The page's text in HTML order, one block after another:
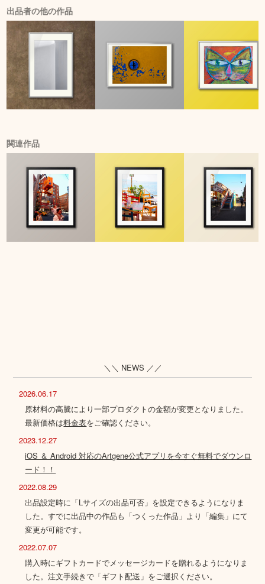
出品者の他の作品
関連作品
＼＼ NEWS ／／
2026.06.17
原材料の高騰により一部プロダクトの金額が変更となりました。
最新価格は料金表をご確認ください。
2023.12.27
iOS ＆ Android 対応のArtgene公式アプリを今すぐ無料でダウンロ
ード！！
2022.08.29
出品設定時に「Lサイズの出品可否」を設定できるようになりま
した。すでに出品中の作品も「つくった作品」より「編集」にて
変更が可能です。
2022.07.07
購入時にギフトカードでメッセージカードを贈れるようになりま
した。注文手続きで「ギフト配送」をご選択ください。